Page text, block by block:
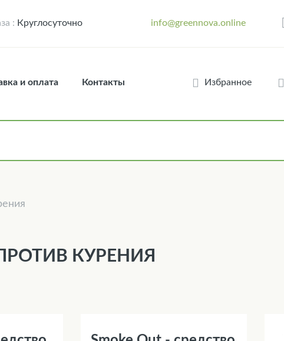
: Круглосуточно info@greennova.online
и оплата Контакты Избранное
КУРЕНИЯ